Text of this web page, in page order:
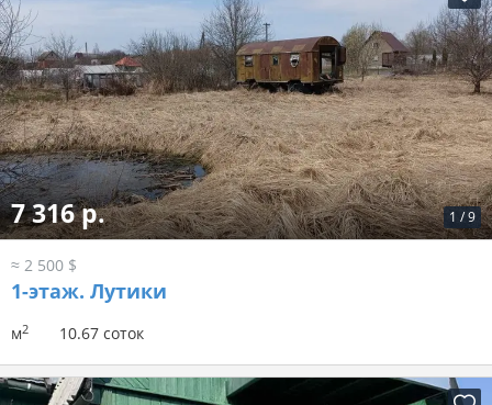
1 /9
7 316 р.
≈ 2 500 $
1-этаж. Лутики
м2 10.67 соток